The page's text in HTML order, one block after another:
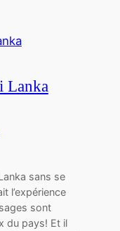
Lanka
sans se
l’expérience
sont
du pays! Et il